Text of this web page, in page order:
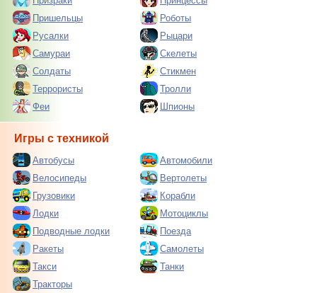
Пришельцы
Роботы
Русалки
Рыцари
Самураи
Скелеты
Солдаты
Стикмен
Террористы
Тролли
Феи
Шпионы
Игры с техникой
Автобусы
Автомобили
Велосипеды
Вертолеты
Грузовики
Корабли
Лодки
Мотоциклы
Подводные лодки
Поезда
Ракеты
Самолеты
Такси
Танки
Тракторы